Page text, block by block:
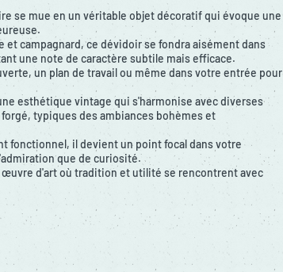
se mue en un véritable objet décoratif qui évoque une
et campagnard, ce dévidoir se fondra aisément dans
une note de caractère subtile mais efficace.
un plan de travail ou même dans votre entrée pour
esthétique vintage qui s'harmonise avec diverses
typiques des ambiances bohèmes et
fonctionnel, il devient un point focal dans votre
que de curiosité.
œuvre d'art où tradition et utilité se rencontrent avec